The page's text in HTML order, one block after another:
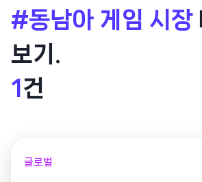
#동남아 게임 시장
보기.
1 건
글로벌